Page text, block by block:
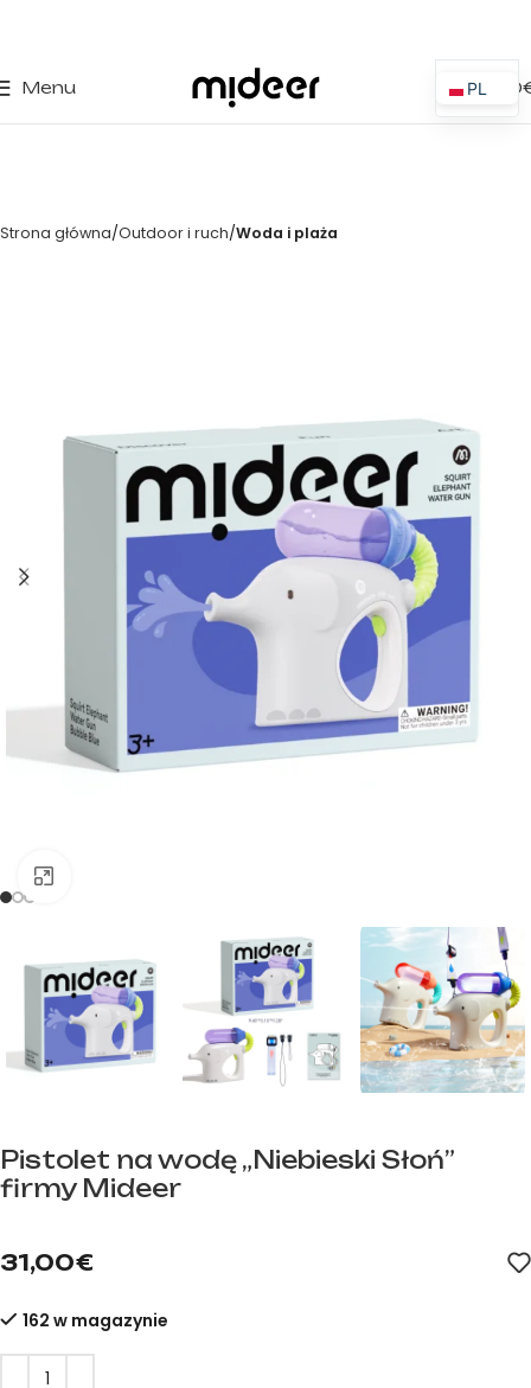
Menu 0,00
Strona główna Outdoor i ruch Woda i plaża
Pistolet na wodę „Niebieski Słoń”
firmy Mideer
31,00€
162 w magazynie
PL
ES